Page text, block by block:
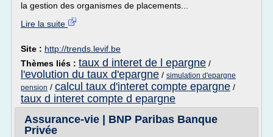
la gestion des organismes de placements...
Lire la suite
Site : http://trends.levif.be
Thèmes liés : taux d interet de l epargne /
l'evolution du taux d'epargne / simulation d'epargne
pension / calcul taux d'interet compte epargne /
taux d interet compte d epargne
Assurance-vie | BNP Paribas Banque
Privée